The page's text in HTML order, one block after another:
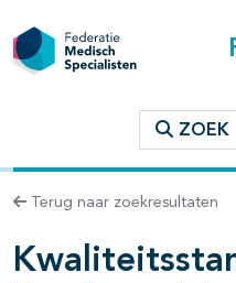
ZOEK
Terug naar zoekresultaten